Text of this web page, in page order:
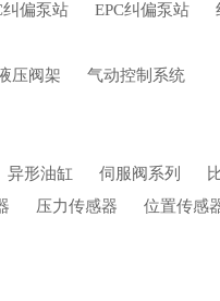
纠偏泵站 EPC纠偏泵站
压阀架 气动控制系统
异形油缸 伺服阀系列
压力传感器 位置传感